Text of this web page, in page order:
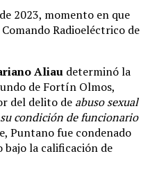
2023, momento en que
Radioeléctrico de
Aliau determinó la
de Fortín Olmos,
del delito de abuso sexual
condición de funcionario
Puntano fue condenado
la calificación de